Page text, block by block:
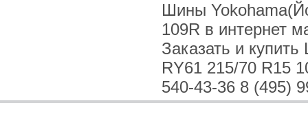
Шины
109R в интернет
Заказать и
RY61 215/70 R15
540-43-36 8 (495)